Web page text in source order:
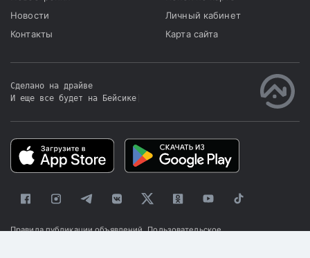
Новости
Контакты
Личный кабинет
Карта сайта
Сделано на драйве
И еще все будет на Бейсике
Правила публикации объявлений Пользовательское